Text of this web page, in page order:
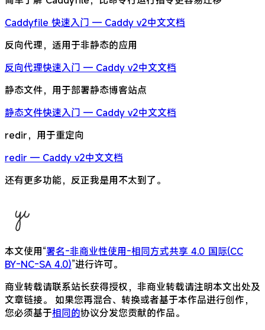
Caddyfile 快速入门 — Caddy v2中文文档
反向代理，适用于非静态的应用
反向代理快速入门 — Caddy v2中文文档
静态文件，用于部署静态博客站点
静态文件快速入门 — Caddy v2中文文档
redir，用于重定向
redir — Caddy v2中文文档
还有更多功能，反正我是用不太到了。
本文使用“署名-非商业性使用-相同方式共享 4.0 国际(CC
BY-NC-SA 4.0)”进行许可。
商业转载请联系站长获得授权，非商业转载请注明本文出处及
文章链接。 如果您再混合、转换或者基于本作品进行创作，
您必须基于相同的协议分发您贡献的作品。